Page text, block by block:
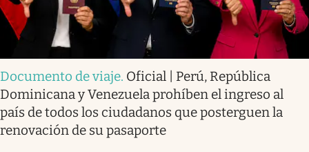
Documento de viaje. Oficial | Perú, República
Dominicana y Venezuela prohíben el ingreso al
país de todos los ciudadanos que posterguen la
renovación de su pasaporte